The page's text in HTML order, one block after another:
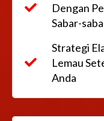
Dengan
Sabar-
Strategi
Lemau
Anda